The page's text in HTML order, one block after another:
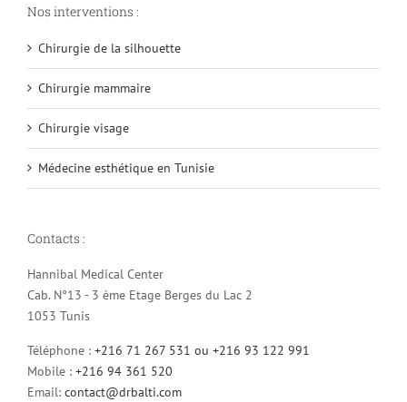
Nos interventions :
Chirurgie de la silhouette
Chirurgie mammaire
Chirurgie visage
Médecine esthétique en Tunisie
Contacts :
Hannibal Medical Center
Cab. N°13 - 3 ème Etage Berges du Lac 2
1053 Tunis
Téléphone : +216 71 267 531 ou +216 93 122 991
Mobile : +216 94 361 520
Email: contact@drbalti.com